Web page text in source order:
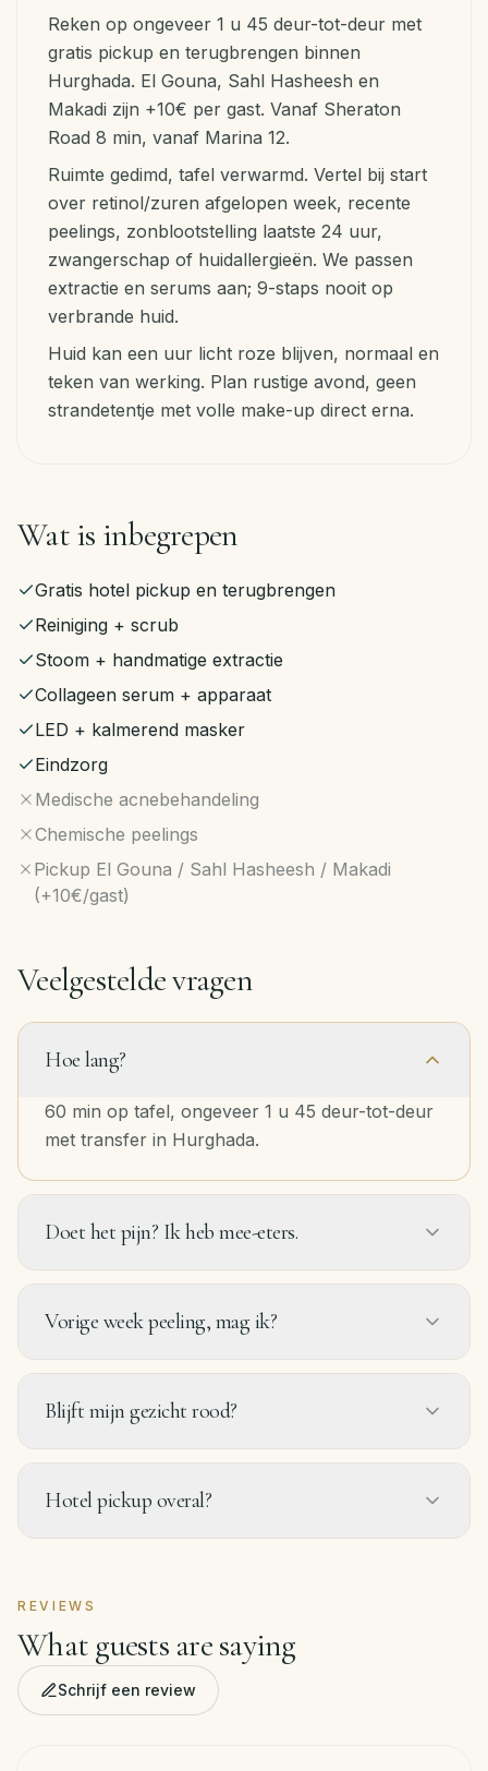
Reken op ongeveer 1 u 45 deur-tot-deur met
gratis pickup en terugbrengen binnen
Hurghada. El Gouna, Sahl Hasheesh en
Makadi zijn +10€ per gast. Vanaf Sheraton
Road 8 min, vanaf Marina 12.
Ruimte gedimd, tafel verwarmd. Vertel bij start
over retinol/zuren afgelopen week, recente
peelings, zonblootstelling laatste 24 uur,
zwangerschap of huidallergieën. We passen
extractie en serums aan; 9-staps nooit op
verbrande huid.
Huid kan een uur licht roze blijven, normaal en
teken van werking. Plan rustige avond, geen
strandetentje met volle make-up direct erna.
Wat is inbegrepen
Gratis hotel pickup en terugbrengen
Reiniging + scrub
Stoom + handmatige extractie
Collageen serum + apparaat
LED + kalmerend masker
Eindzorg
Medische acnebehandeling
Chemische peelings
Pickup El Gouna / Sahl Hasheesh / Makadi
(+10€/gast)
Veelgestelde vragen
Hoe lang?
60 min op tafel, ongeveer 1 u 45 deur-tot-deur
met transfer in Hurghada.
Doet het pijn? Ik heb mee-eters.
Vorige week peeling, mag ik?
Blijft mijn gezicht rood?
Hotel pickup overal?
REVIEWS
What guests are saying
Schrijf een review